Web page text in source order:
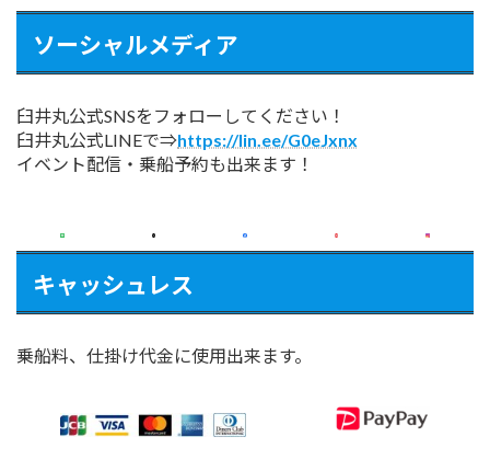
ソーシャルメディア
臼井丸公式SNSをフォローしてください！
臼井丸公式LINEで⇒https://lin.ee/G0eJxnx
イベント配信・乗船予約も出来ます！
キャッシュレス
乗船料、仕掛け代金に使用出来ます。